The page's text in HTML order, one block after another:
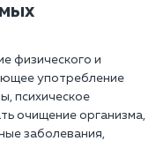
физического и
употребление
психическое
очищение организма,
заболевания,